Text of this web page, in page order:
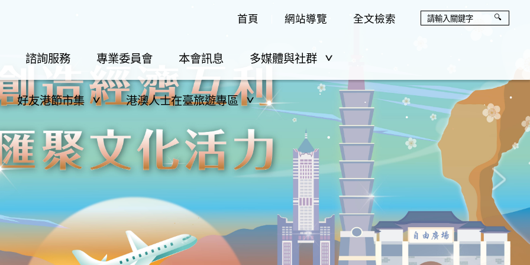
首頁 網站導覽 全文檢索
諮詢服務 專業委員會 本會訊息 多媒體與社群
好友港節市集 港澳人士在臺旅遊專區